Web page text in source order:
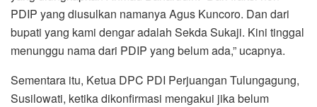
PDIP yang diusulkan namanya Agus Kuncoro. Dan dari
bupati yang kami dengar adalah Sekda Sukaji. Kini tinggal
menunggu nama dari PDIP yang belum ada,” ucapnya.
Sementara itu, Ketua DPC PDI Perjuangan Tulungagung,
Susilowati, ketika dikonfirmasi mengakui jika belum